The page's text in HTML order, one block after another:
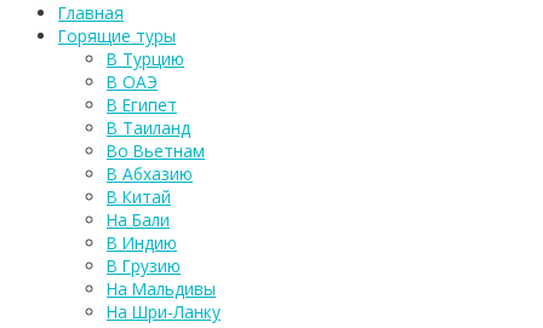
Главная
Горящие туры
В Турцию
В ОАЭ
В Египет
В Таиланд
Во Вьетнам
В Абхазию
В Китай
На Бали
В Индию
В Грузию
На Мальдивы
На Шри-Ланку